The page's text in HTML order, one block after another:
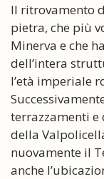
Il ritrovamento
pietra, che più
Minerva e che
dell’intera
l’età imperiale
terrazzamenti e
della
nuovamente il
anche